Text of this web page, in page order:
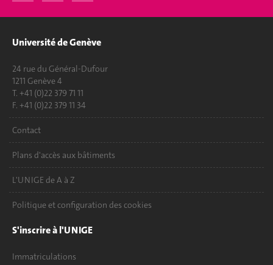
Université de Genève
24 rue du Général-Dufour
1211 Genève 4
T. +41 (0)22 379 71 11
F. +41 (0)22 379 11 34
Contact
Plans d'accès aux bâtiments
L'UNIGE de A à Z
Politique et configuration des cookies
S'inscrire à l'UNIGE
Immatriculations